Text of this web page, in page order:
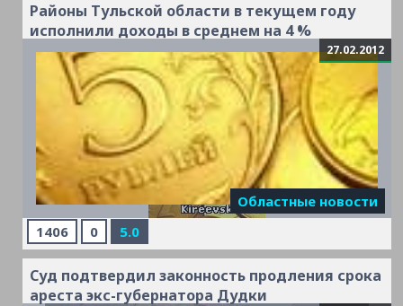
Районы Тульской области в текущем году
исполнили доходы в среднем на 4 %
Читать дальше »
1406 0 5.0
27.02.2012
Областные новости
Суд подтвердил законность продления срока
ареста экс-губернатора Дудки